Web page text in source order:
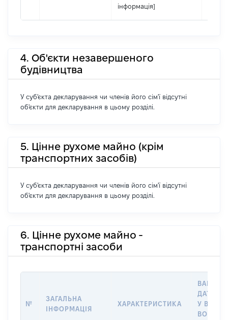
інформація]
4. Об'єкти незавершеного
будівництва
У суб'єкта декларування чи членів його сім'ї відсутні
об'єкти для декларування в цьому розділі.
5. Цінне рухоме майно (крім
транспортних засобів)
У суб'єкта декларування чи членів його сім'ї відсутні
об'єкти для декларування в цьому розділі.
6. Цінне рухоме майно -
транспортні засоби
№
ЗАГАЛЬНА
ІНФОРМАЦІЯ
ХАРАКТЕРИСТИКА
ДАТУ
У